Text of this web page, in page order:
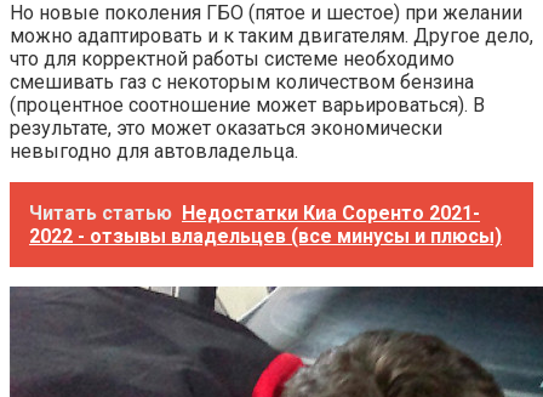
Но новые поколения ГБО (пятое и шестое) при желании
можно адаптировать и к таким двигателям. Другое дело,
что для корректной работы системе необходимо
смешивать газ с некоторым количеством бензина
(процентное соотношение может варьироваться). В
результате, это может оказаться экономически
невыгодно для автовладельца.
Читать статью Недостатки Киа Соренто 2021-
2022 - отзывы владельцев (все минусы и плюсы)